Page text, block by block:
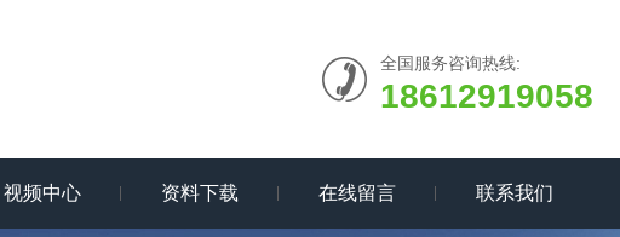
全国服务咨询热线:
18612919058
视频中心 资料下载 在线留言 联系我们